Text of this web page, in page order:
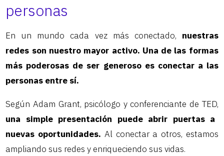
personas
En un mundo cada vez más conectado, nuestras
redes son nuestro mayor activo. Una de las formas
más poderosas de ser generoso es conectar a las
personas entre sí.
Según Adam Grant, psicólogo y conferenciante de TED,
una simple presentación puede abrir puertas a
nuevas oportunidades. Al conectar a otros, estamos
ampliando sus redes y enriqueciendo sus vidas.